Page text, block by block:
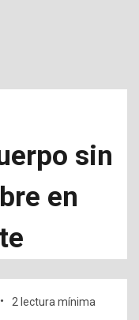
sin
en
2 lectura mínima